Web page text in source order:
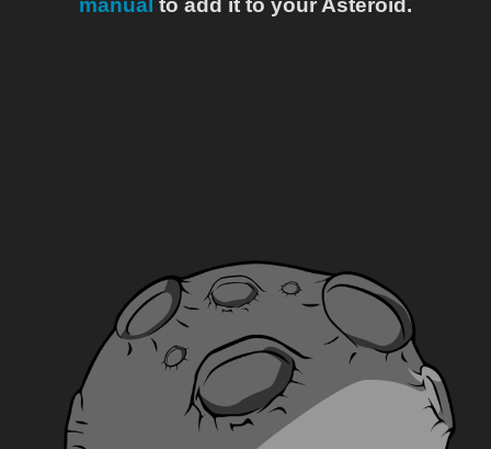
manual to add it to your Asteroid.